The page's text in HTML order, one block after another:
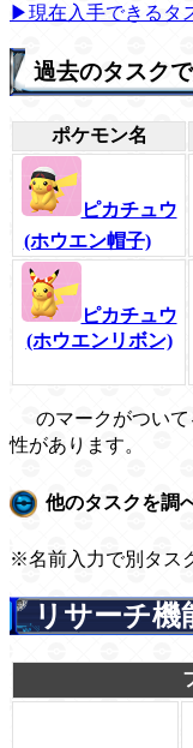
▶現在入手できるタ
過去のタスク
ポケモン名
ピカチュウ
(ホウエン帽子)
ピカチュウ
(ホウエンリボン)
のマークがつい
性があります。
他のタスクを調
※名前入力で別タス
リサーチ機